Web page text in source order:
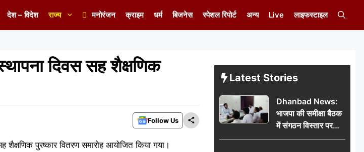
देश – विदेश राज्य मनोरंजन क्राइम धर्म बिजनेस स्पेशल रिपोर्ट अन्य Live लाइफस्टाइल
दिवस सह शैक्षणिक
Follow Us
शैक्षणिक पुरष्कार वितरण समारोह आयोजित किया गया।
Latest Stories
Dhanbad News:
भाजपा की समीक्षा बैठक
में संगठन विस्तार पर
मंथन, बीडीओ से